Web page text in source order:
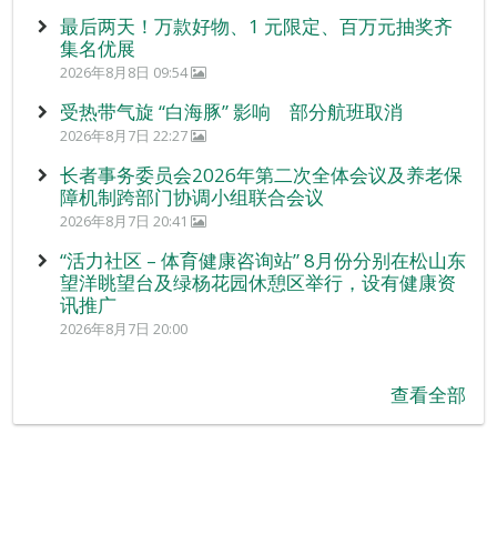
最后两天！万款好物、1 元限定、百万元抽奖齐
集名优展
2026年8月8日 09:54
受热带气旋 “白海豚” 影响 部分航班取消
2026年8月7日 22:27
长者事务委员会2026年第二次全体会议及养老保
障机制跨部门协调小组联合会议
2026年8月7日 20:41
“活力社区 – 体育健康咨询站” 8月份分别在松山东
望洋眺望台及绿杨花园休憩区举行，设有健康资
讯推广
2026年8月7日 20:00
查看全部